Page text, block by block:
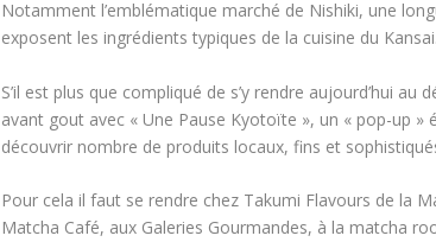
Notamment l’emblématique marché de Nishiki, une
exposent les ingrédients typiques de la cuisine du Kansai.
S’il est plus que compliqué de s’y rendre aujourd’hui au
avant gout avec « Une Pause Kyotoïte », un « pop-up »
découvrir nombre de produits locaux, fins et
Pour cela il faut se rendre chez Takumi Flavours de la
Matcha Café, aux Galeries Gourmandes, à la matcha